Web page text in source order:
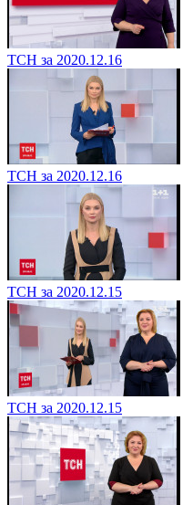
ТСН за 2020.12.16
ТСН за 2020.12.16
ТСН за 2020.12.15
ТСН за 2020.12.15